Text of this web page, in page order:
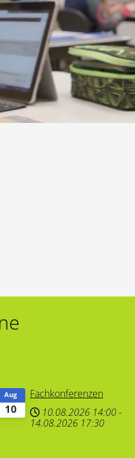
10
Aug
Fachkonferenzen
10.08.2026 14:00-
14.08.2026 17:30